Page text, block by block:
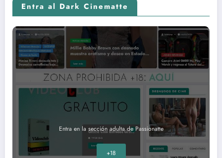
Entra al Dark Cinematte
Entra en la sección adulta de Passionatte
+18